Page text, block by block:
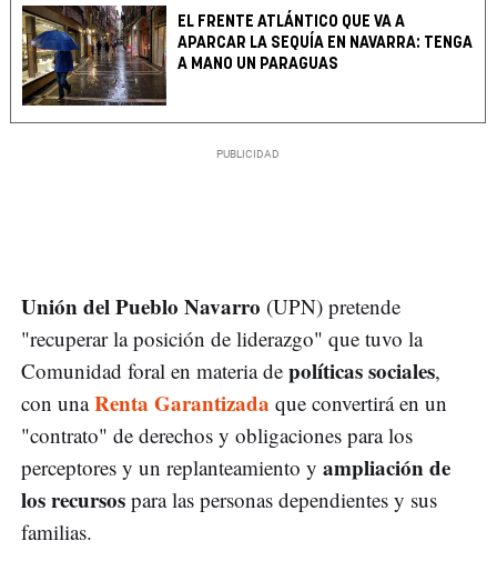
EL FRENTE ATLÁNTICO QUE VA A
APARCAR LA SEQUÍA EN NAVARRA: TENGA
A MANO UN PARAGUAS
Unión del Pueblo Navarro (UPN) pretende
"recuperar la posición de liderazgo" que tuvo la
Comunidad foral en materia de políticas sociales,
con una Renta Garantizada que convertirá en un
"contrato" de derechos y obligaciones para los
perceptores y un replanteamiento y ampliación de
los recursos para las personas dependientes y sus
familias.